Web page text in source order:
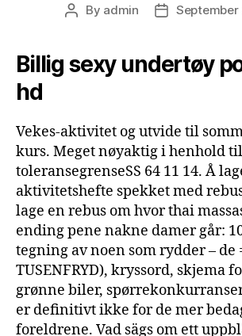
Post
By admin
PostSeptember
Billig sexy undertøy
hd
Vekes-aktivitet og utvide til
kurs. Meget nøyaktig i henhold til
toleransegrenseSS 64 11 14. Å
aktivitetshefte spekket med
lage en rebus om hvor thai
ending pene nakne damer går:
tegning av noen som rydder – de
TUSENFRYD), kryssord, skjema
grønne biler,
er definitivt ikke for de mer
foreldrene. Vad sägs om ett